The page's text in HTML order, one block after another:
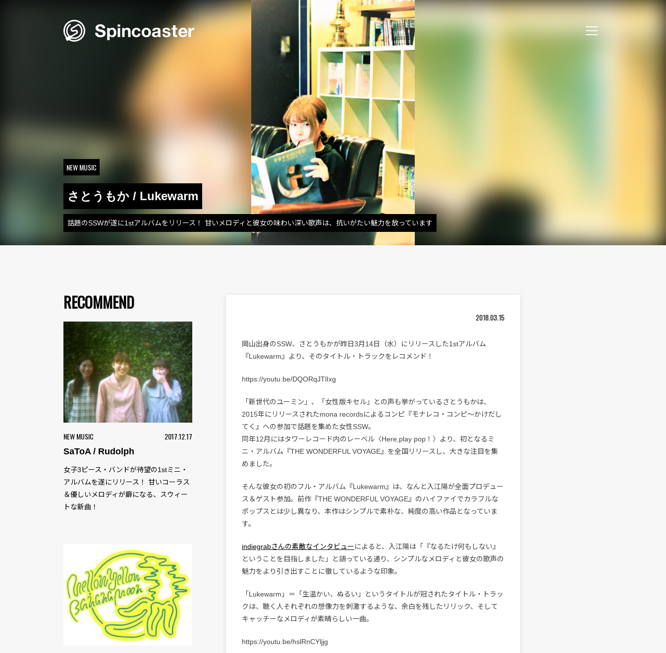
NEW MUSIC
さとうもか / Lukewarm
話題のSSWが遂に1stアルバムをリリース！ 甘いメロディと彼女の味わい深い歌声は、抗いがたい魅力を放っています
RECOMMEND
NEW MUSIC 2017.12.17
SaToA / Rudolph
女子3ピース・バンドが待望の1stミニ・
アルバムを遂にリリース！ 甘いコーラス
＆優しいメロディが癖になる、スウィー
トな新曲！
2018.03.15
岡山出身のSSW、さとうもかが昨日3月14日（水）にリリースした1stアルバム
『Lukewarm』より、そのタイトル・トラックをレコメンド！
https://youtu.be/DQORqJTlIxg
「新世代のユーミン」、「女性版キセル」との声も挙がっているさとうもかは、
2015年にリリースされたmona recordsによるコンピ『モナレコ・コンピ～かけだし
てく』への参加で話題を集めた女性SSW。
同年12月にはタワーレコード内のレーベル〈Here,play pop！〉より、初となるミ
ニ・アルバム『THE WONDERFUL VOYAGE』を全国リリースし、大きな注目を集
めました。
そんな彼女の初のフル・アルバム『Lukewarm』は、なんと入江陽が全面プロデュー
ス＆ゲスト参加。前作『THE WONDERFUL VOYAGE』のハイファイでカラフルな
ポップスとは少し異なり、本作はシンプルで素朴な、純度の高い作品となっていま
す。
indiegrabさんの素敵なインタビューによると、入江陽は「『なるたけ何もしない』
ということを目指しました」と語っている通り、シンプルなメロディと彼女の歌声の
魅力をより引き出すことに徹しているような印象。
「Lukewarm」＝「生温かい、ぬるい」というタイトルが冠されたタイトル・トラッ
クは、聴く人それぞれの想像力を刺激するような、余白を残したリリック、そして
キャッチーなメロディが素晴らしい一曲。
https://youtu.be/hslRnCYljjg